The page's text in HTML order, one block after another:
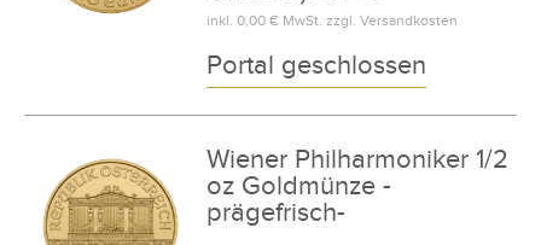
inkl. 0,00 €MwSt. zzgl. Versandkosten
Portal geschlossen
Wiener Philharmoniker 1/2
oz Goldmünze -
prägefrisch-